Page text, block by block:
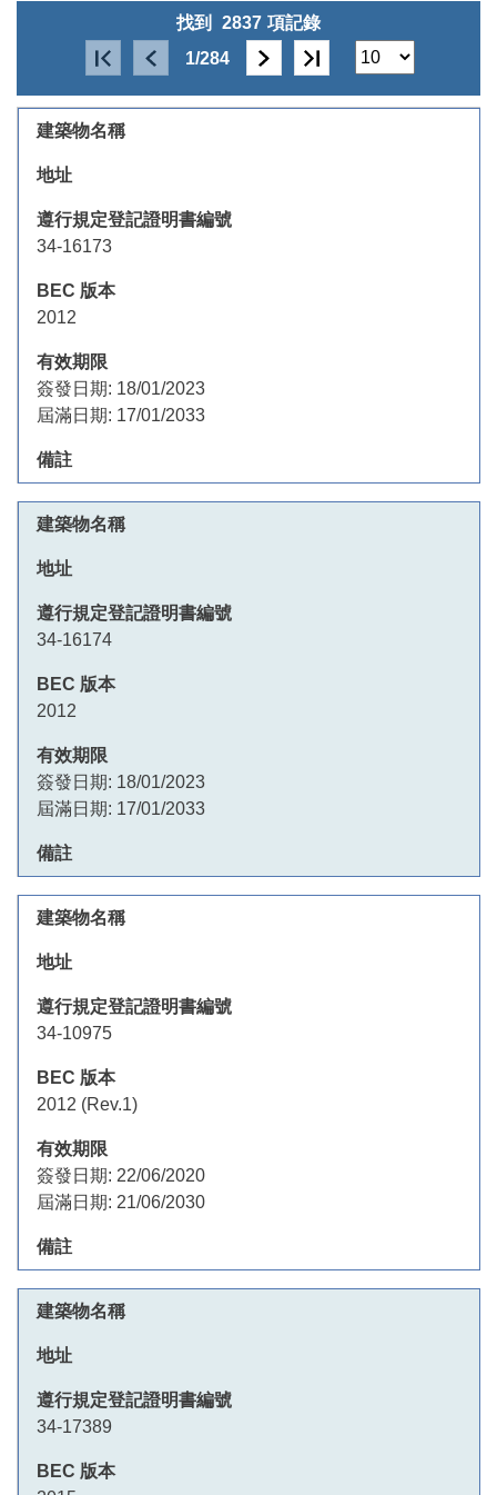
找到 2837 項記錄
1/284
34-16173
2012
簽發日期: 18/01/2023
屆滿日期: 17/01/2033
34-16174
2012
簽發日期: 18/01/2023
屆滿日期: 17/01/2033
34-10975
2012 (Rev.1)
簽發日期: 22/06/2020
屆滿日期: 21/06/2030
34-17389